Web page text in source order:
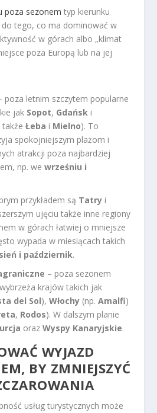
poza sezonem typ kierunku
tego, co ma dominować w
w górach albo „klimat
poza Europą lub na jej
poza letnim szczytem popularne
jak Sopot, Gdańsk i
takżeŁeba i Mielno). To
spokojniejszym plażom i
atrakcji poza najbardziej
np. wewrześniu i
przykładem są Tatry i
ujęciu także inne regiony
w górach łatwiej o mniejsze
wypada w miesiącach takich
i październik.
– poza sezonem
krajów takich jak
del Sol),Włochy (np.Amalfi)
, Rodos). W dalszym planie
orazWyspy Kanaryjskie.
WYJAZD
, BY ZMNIEJSZYĆ
usług turystycznych może